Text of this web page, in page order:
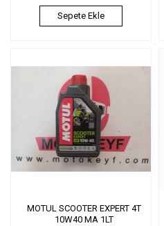
Sepete Ekle
MOTUL SCOOTER EXPERT 4T
10W40 MA 1LT